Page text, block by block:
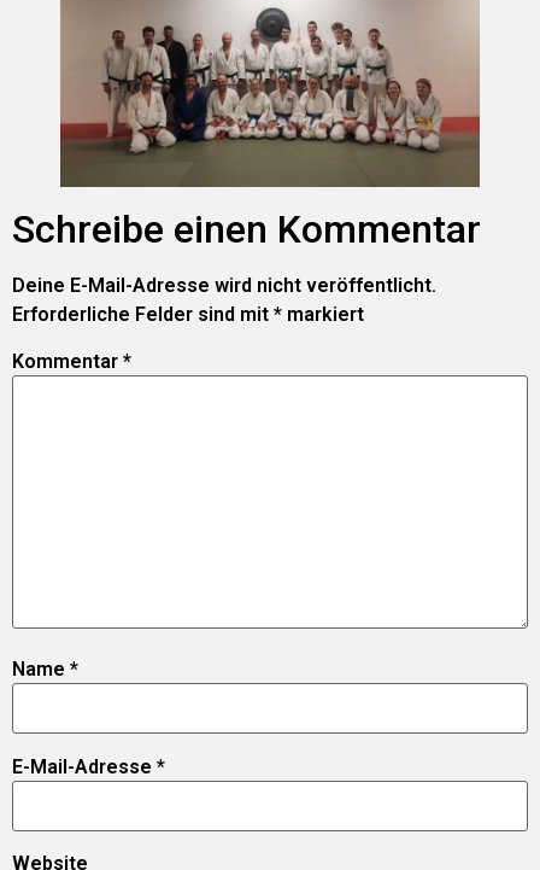
Schreibe einen Kommentar
Deine E-Mail-Adresse wird nicht veröffentlicht.
Erforderliche Felder sind mit * markiert
Kommentar *
Name *
E-Mail-Adresse *
Website